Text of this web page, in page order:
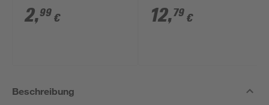
2,99 € 12,79 €
Beschreibung